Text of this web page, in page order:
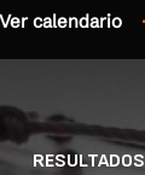
Ver calendario
RESULTADOS